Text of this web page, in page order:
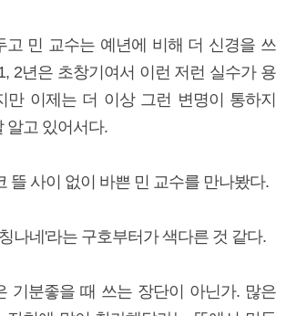
고 민 교수는 예년에 비해 더 신경을 쓰
2년은 초창기여서 이런 저런 실수가 용
만 이제는 더 이상 그런 변명이 통하지
알고 있어서다.
뜰 사이 없이 바쁜 민 교수를 만나봤다.
나네'라는 구호부터가 색다른 것 같다.
기분좋을 때 쓰는 장단이 아닌가. 많은